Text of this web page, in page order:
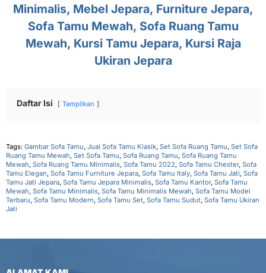
Minimalis, Mebel Jepara, Furniture Jepara,
Sofa Tamu Mewah, Sofa Ruang Tamu
Mewah, Kursi Tamu Jepara, Kursi Raja
Ukiran Jepara
Daftar Isi Tampilkan
Tags: Gambar Sofa Tamu, Jual Sofa Tamu Klasik, Set Sofa Ruang Tamu, Set Sofa
Ruang Tamu Mewah, Set Sofa Tamu, Sofa Ruang Tamu, Sofa Ruang Tamu
Mewah, Sofa Ruang Tamu Minimalis, Sofa Tamu 2022, Sofa Tamu Chester, Sofa
Tamu Elegan, Sofa Tamu Furniture Jepara, Sofa Tamu Italy, Sofa Tamu Jati, Sofa
Tamu Jati Jepara, Sofa Tamu Jepara Minimalis, Sofa Tamu Kantor, Sofa Tamu
Mewah, Sofa Tamu Minimalis, Sofa Tamu Minimalis Mewah, Sofa Tamu Model
Terbaru, Sofa Tamu Modern, Sofa Tamu Set, Sofa Tamu Sudut, Sofa Tamu Ukiran
Jati